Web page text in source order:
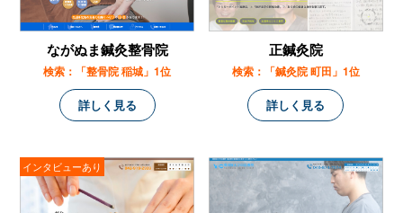
ながぬま鍼灸整骨院
検索：「整骨院 稲城」1位
詳しく見る
正鍼灸院
検索：「鍼灸院 町田」1位
詳しく見る
インタビューあり